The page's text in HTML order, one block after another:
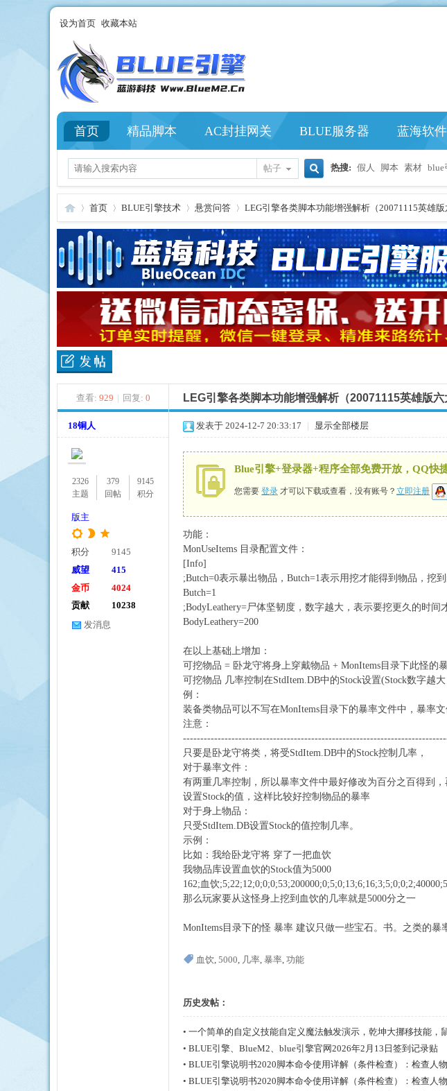
设为首页 收藏本站
首页 精品脚本 AC封挂网关 BLUE服务器 蓝海软
帖子
搜
索
热搜: 假人 脚本 素材 blue
Bl »
首页
›
BLUE引擎技术
›
悬赏问答
›
LEG引擎各类脚本功能增强解析（20071115英雄版
查看: 929 | 回复: 0 LEG引擎各类脚本功能增强解析（20071115英雄版
18铜人
2326
主题
379
回帖
9145
积分
版主
积分
9145
威望
415
金币
4024
贡献
10238
发消息
发表于 2024-12-7 20:33:17 | 显示全部楼层
Blue引擎+登录器+程序全部免费开放，QQ快
您需要 登录 才可以下载或查看，没有账号？ 立即注册
功能：
MonUseItems 目录配置文件：
[Info]
;Butch=0表示暴出物品，Butch=1表示用挖才能得到物品，挖
Butch=1
;BodyLeathery=尸体坚韧度，数字越大，表示要挖更久的时
BodyLeathery=200
在以上基础上增加：
可挖物品 = 卧龙守将身上穿戴物品 + MonItems目录下此怪的
可挖物品 几率控制在StdItem.DB中的Stock设置(Stock数字越
例：
装备类物品可以不写在MonItems目录下的暴率文件中，暴率
注意：
只要是卧龙守将类，将受StdItem.DB中的Stock控制几率，
对于暴率文件：
有两重几率控制，所以暴率文件中最好修改为百分之百得到，
设置Stock的值，这样比较好控制物品的暴率
对于身上物品：
只受StdItem.DB设置Stock的值控制几率。
示例：
比如：我给卧龙守将 穿了一把血饮
我物品库设置血饮的Stock值为5000
162;血饮
那么玩家要从这怪身上挖到血饮的几率就是5000分之一
MonItems目录下的怪 暴率 建议只做一些宝石。书。之类的暴
血饮, 5000, 几率, 暴率, 功能
历史发帖：
• 一个简单的自定义技能自定义魔法触发演示，乾坤大挪移技能，
身蝙蝠
• BLUE引擎、BlueM2、blue引擎官网2026年2月13日签到记录贴
• BLUE引擎说明书2020脚本命令使用详解（条件检查）：检查人
• BLUE引擎说明书2020脚本命令使用详解（条件检查）：检查人